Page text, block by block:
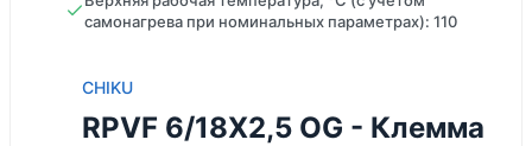
самонагрева при номинальных параметрах): 110
CHIKU
RPVF 6/18X2,5 OG - Клемма